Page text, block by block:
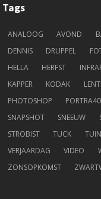
Tags
ANALOOG AVOND
DENNIS
DRUPPEL
HELLA
HERFST
KAPPER
KODAK
PHOTOSHOP
SNAPSHOT
SNEEUW
STROBIST
TUCK TUIN
VERJAARDAG
VIDEO
ZONSOPKOMST